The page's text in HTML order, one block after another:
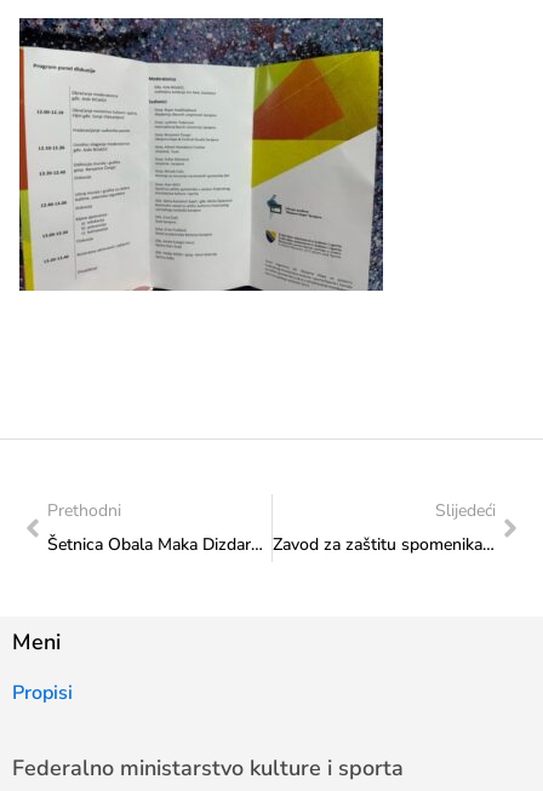
Prethodni
Šetnica Obala Maka Dizdara: Svečani doček Ministarstva za našeg zlatnog dječaka, Ismaila Barlova
Slijedeći
Zavod za zaštitu spomenika: Aktivnosti obnove Hotela “Neretva”
Meni
Propisi
Federalno ministarstvo kulture i sporta